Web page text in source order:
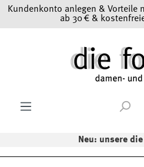
Zum Hauptinhalt springen
Kundenkonto anlegen & Vorteile
ab 30 € &
Neu: unsere